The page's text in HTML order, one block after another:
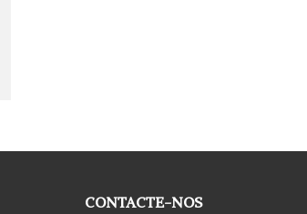
CONTACTE-NOS